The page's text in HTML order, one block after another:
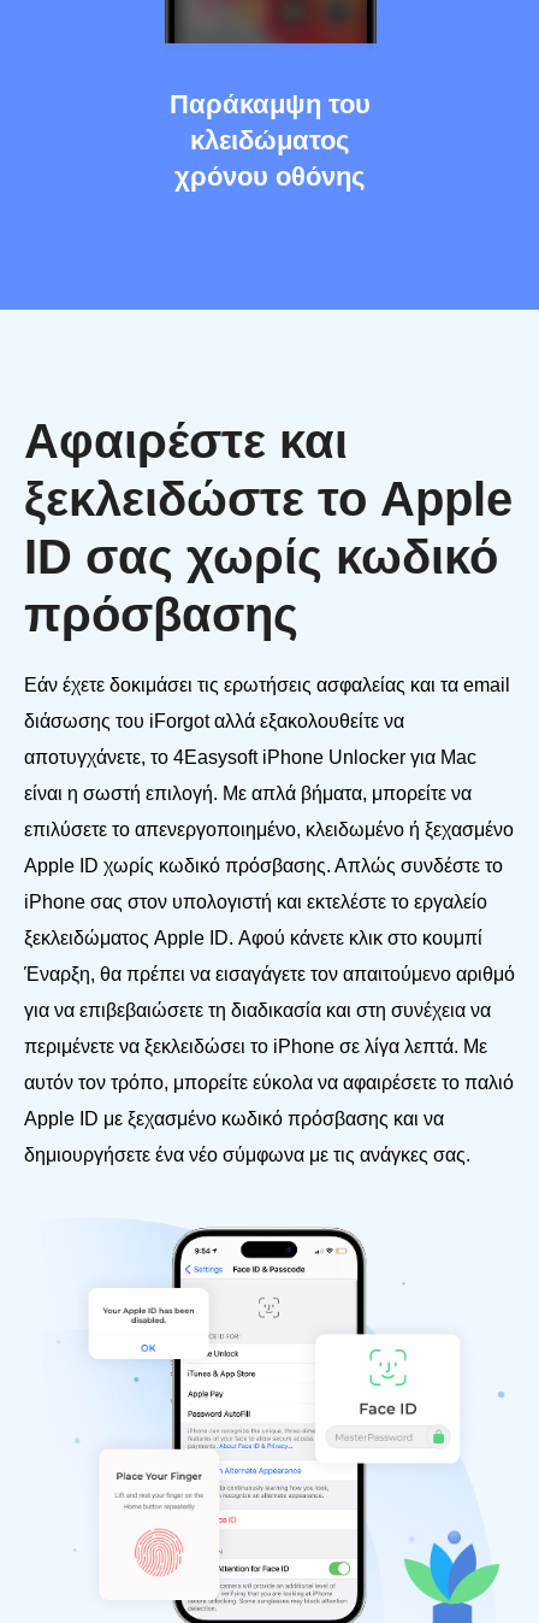
Παράκαμψη του
κλειδώματος
χρόνου οθόνης
Αφαιρέστε και
ξεκλειδώστε το Apple
ID σας χωρίς κωδικό
πρόσβασης
Εάν έχετε δοκιμάσει τις ερωτήσεις ασφαλείας και τα email
διάσωσης του iForgot αλλά εξακολουθείτε να
αποτυγχάνετε, το 4Easysoft iPhone Unlocker για Mac
είναι η σωστή επιλογή. Με απλά βήματα, μπορείτε να
επιλύσετε το απενεργοποιημένο, κλειδωμένο ή ξεχασμένο
Apple ID χωρίς κωδικό πρόσβασης. Απλώς συνδέστε το
iPhone σας στον υπολογιστή και εκτελέστε το εργαλείο
ξεκλειδώματος Apple ID. Αφού κάνετε κλικ στο κουμπί
Έναρξη, θα πρέπει να εισαγάγετε τον απαιτούμενο αριθμό
για να επιβεβαιώσετε τη διαδικασία και στη συνέχεια να
περιμένετε να ξεκλειδώσει το iPhone σε λίγα λεπτά. Με
αυτόν τον τρόπο, μπορείτε εύκολα να αφαιρέσετε το παλιό
Apple ID με ξεχασμένο κωδικό πρόσβασης και να
δημιουργήσετε ένα νέο σύμφωνα με τις ανάγκες σας.